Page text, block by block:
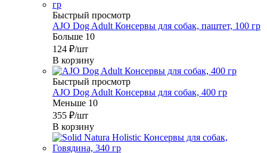
Быстрый просмотр
AJO Dog Adult Консервы для собак, паштет, 100 гр
Больше 10
124 ₽/шт
В корзину
Быстрый просмотр
AJO Dog Adult Консервы для собак, 400 гр
Меньше 10
355 ₽/шт
В корзину